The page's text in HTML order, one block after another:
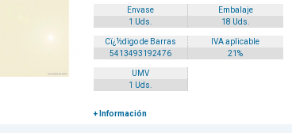
Envase
Embalaje
1 Uds.
18 Uds.
Cï¿½digo de Barras
IVA aplicable
5413493192476
21%
UMV
1 Uds.
+ Información